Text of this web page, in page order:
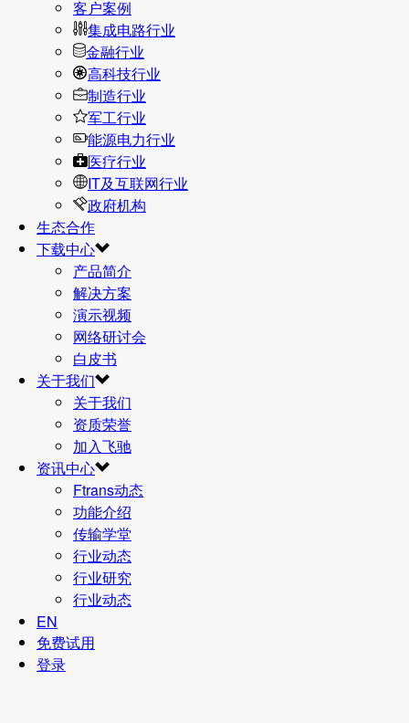
客户案例
集成电路行业
金融行业
高科技行业
制造行业
军工行业
能源电力行业
医疗行业
IT及互联网行业
政府机构
生态合作
下载中心
产品简介
解决方案
演示视频
网络研讨会
白皮书
关于我们
关于我们
资质荣誉
加入飞驰
资讯中心
Ftrans动态
功能介绍
传输学堂
行业动态
行业研究
行业动态
EN
免费试用
登录